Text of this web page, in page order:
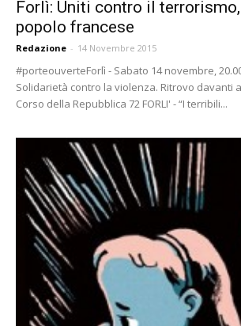
Forlì: Uniti contro il
popolo francese
Redazione - 14 Novembre 2015
#porteouverteForlì - Sabato 14 novembre,
Solidarietà contro la violenza. Ritrovo davanti
Corso della Repubblica 72 FORLI' - “I terribili...